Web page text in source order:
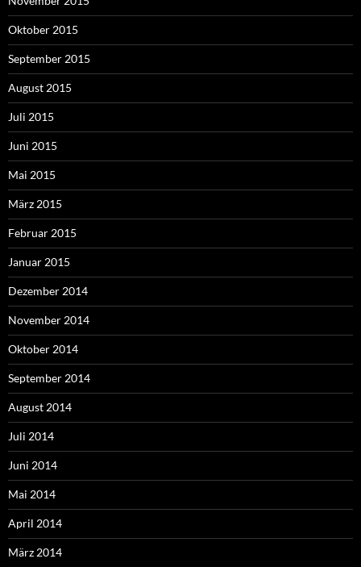
Oktober 2015
September 2015
August 2015
Juli 2015
Juni 2015
Mai 2015
März 2015
Februar 2015
Januar 2015
Dezember 2014
November 2014
Oktober 2014
September 2014
August 2014
Juli 2014
Juni 2014
Mai 2014
April 2014
März 2014